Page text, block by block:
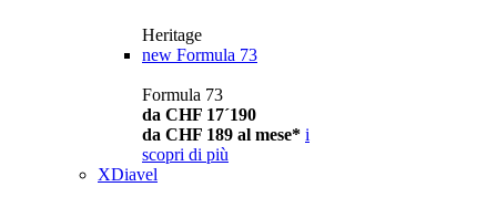
Heritage
new Formula 73
Formula 73
da CHF 17´190
da CHF 189 al mese* i
scopri di più
XDiavel